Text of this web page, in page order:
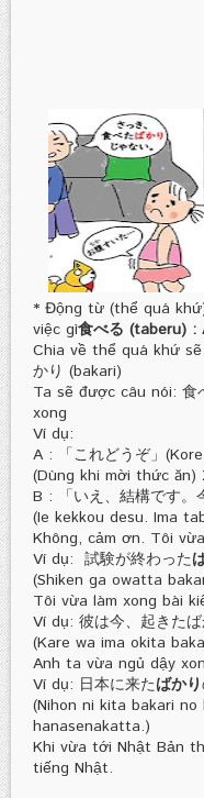
* Động từ (thể quá
việc gì食べる (taberu) :
Chia về thể quá khứ
かり (bakari)
Ta sẽ được câu nói: 食
xong
Ví dụ:
A : 「これどうぞ」
(Dùng khi mời thức ăn)
B : 「いえ、結構です。
(Ie kekkou desu. Ima
Không, cảm ơn. Tôi
Ví dụ: 試験が終わった
(Shiken ga owatta
Tôi vừa làm xong bài
Ví dụ: 彼は今、起きたば
(Kare wa ima okita
Anh ta vừa ngủ dậy
Ví dụ: 日本に来たばかり
(Nihon ni kita bakari
hanasenakatta.)
Khi vừa tới Nhật Bản
tiếng Nhật.